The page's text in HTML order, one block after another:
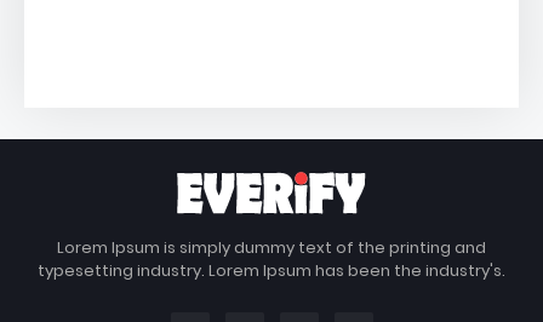
Lorem Ipsum is simply dummy text of the printing and
typesetting industry. Lorem Ipsum has been the industry's.